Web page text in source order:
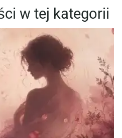
w tej kategorii